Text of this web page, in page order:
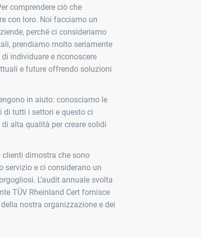
comprendere ciò che
con loro. Noi facciamo un
perché ci consideriamo
prendiamo molto seriamente
individuare e riconoscere
e future offrendo soluzioni
in aiuto: conosciamo le
di tutti i settori e questo ci
alta qualità per creare solidi
dimostra che sono
servizio e ci considerano un
L’audit annuale svolta
TÜV Rheinland Cert fornisce
nostra organizzazione e dei